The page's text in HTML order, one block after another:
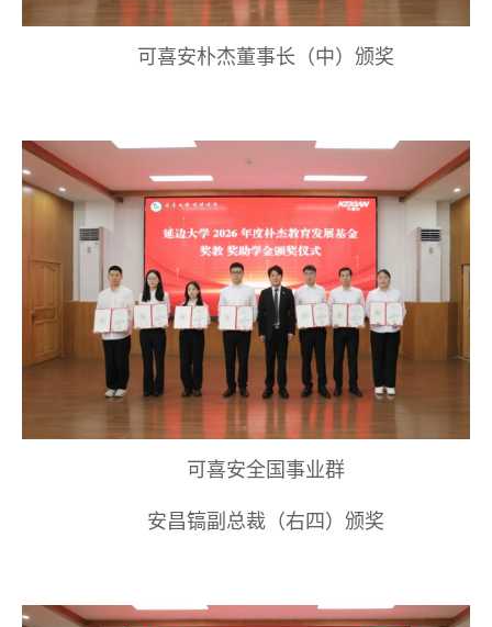
可喜安朴杰董事长（中）颁奖
可喜安全国事业群
安昌镐副总裁（右四）颁奖